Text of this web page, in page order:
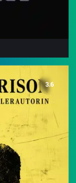
3.6